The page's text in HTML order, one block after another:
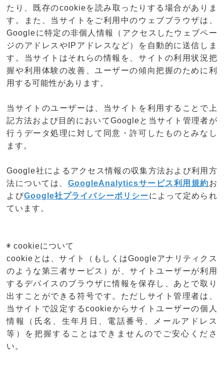
たり、既存のcookieを読み取ったりする場合がありま
す。また、当サイトをご利用中のウェブブラウザは、
Googleに特定の非個人情報（アクセスしたウェブペー
ジのアドレスやIPアドレスなど）を自動的に送信しま
す。当サイトはそれらの情報を、サイトの利用状況把
握や利用体験の改善、ユーザーの傾向把握のために利
用する可能性があります。
当サイトのユーザーは、当サイトを利用することで上
記方法および目的においてGoogleと当サイト管理者が
行うデータ処理に対して同意・許可したものとみなし
ます。
Google社によるアクセス情報の収集方法および利用方
法については、 GoogleAnalyticsサービス利用規約お
よびGoogle社プライバシーポリシーによって定められ
ています。
◉ cookieについて
cookieとは、サイト（もしくはGoogleアナリティクス
のような第三者サービス）が、サイトユーザーが利用
するデバイスのブラウザに情報を保存し、あとで取り
出すことができる符号です。ただしサイト管理者は、
当サイトで設定するcookieからサイトユーザーの個人
情報（氏名、生年月日、電話番号、メールアドレス
等）を把握することはできませんのでご安心くださ
い。